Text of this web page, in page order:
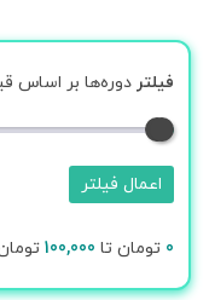
فیلتر دوره‌ها بر اساس
اعمال فیلتر
0 تومان تا 100,000